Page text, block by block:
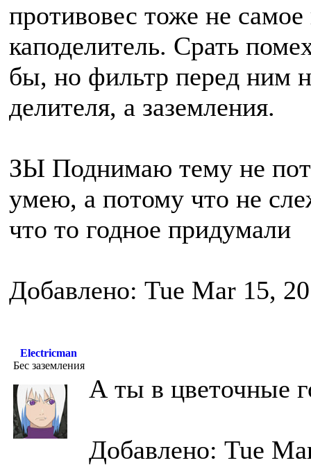
противовес тоже не
каподелитель. Срать
бы, но фильтр перед ним
делителя, а заземления.
ЗЫ Поднимаю тему не
умею, а потому что не
что то годное придумали
Добавлено: Tue Mar 15,
Electricman
Бес заземления
А ты в цветочные
Добавлено: Tue